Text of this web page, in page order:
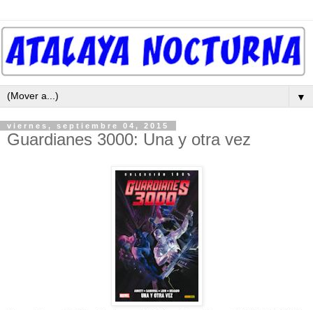
▼
viernes, septiembre 04, 2015
Guardianes 3000: Una y otra vez